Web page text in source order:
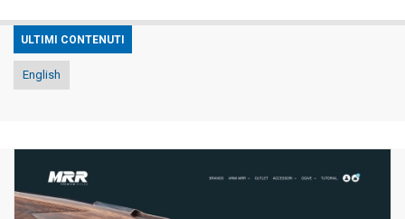
ULTIMI CONTENUTI
English